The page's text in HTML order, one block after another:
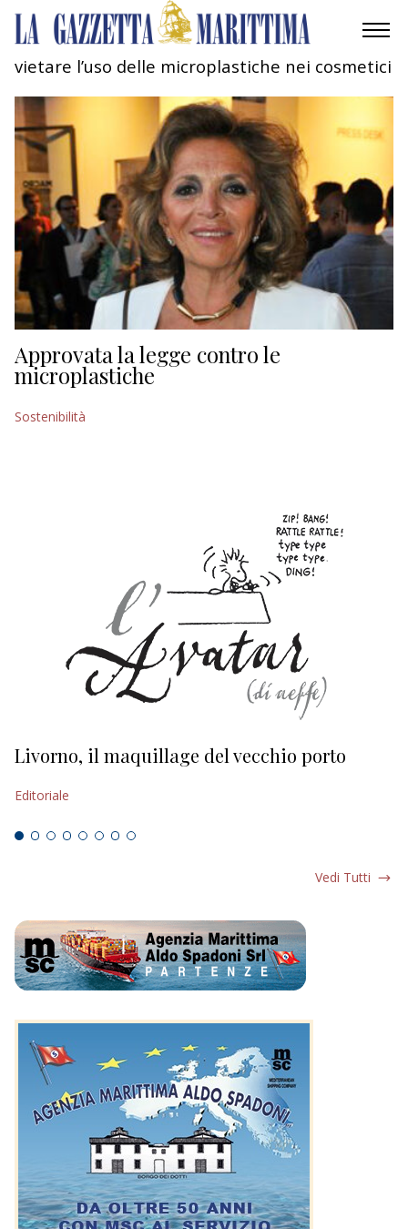
MOBILITÀ
INDUSTRIA
RICERCA
ECONOMIA
TURISMO
CULTURA
NAUTICA
vietare l’uso delle microplastiche nei cosmetici
Approvata la legge contro le
microplastiche
Sostenibilità
Livorno, il maquillage del vecchio porto
Editoriale
Vedi Tutti